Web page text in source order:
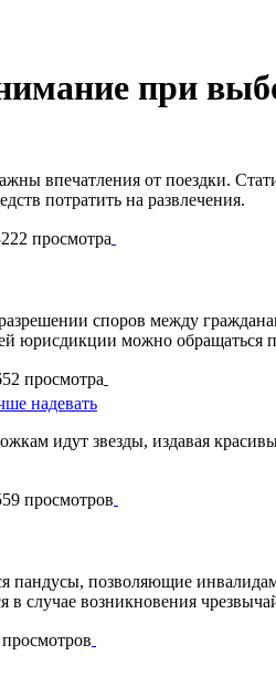
при
впечатления от поездки.
потратить на развлечения.
просмотра
споров между
юрисдикции можно обращаться
просмотра
надевать
идут звезды, издавая
просмотров
пандусы, позволяющие
в случае возникновения